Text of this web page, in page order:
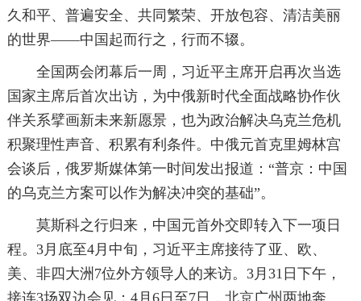
久和平、普遍安全、共同繁荣、开放包容、清洁美丽
的世界——中国起而行之，行而不辍。
全国两会闭幕后一周，习近平主席开启再次当选
国家主席后首次出访，为中俄新时代全面战略协作伙
伴关系擘画新未来新愿景，也为政治解决乌克兰危机
积聚理性声音、积累有利条件。中俄元首克里姆林宫
会谈后，俄罗斯媒体第一时间发出报道：“普京：中国
的乌克兰方案可以作为解决冲突的基础”。
莫斯科之行归来，中国元首外交即转入下一项日
程。3月底至4月中旬，习近平主席接待了亚、欧、
美、非四大洲7位外方领导人的来访。3月31日下午，
接连3场双边会见；4月6日至7日，北京广州两地奔